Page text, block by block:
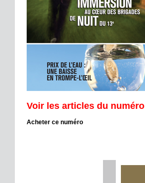
Voir les articles du numéro
Acheter ce numéro